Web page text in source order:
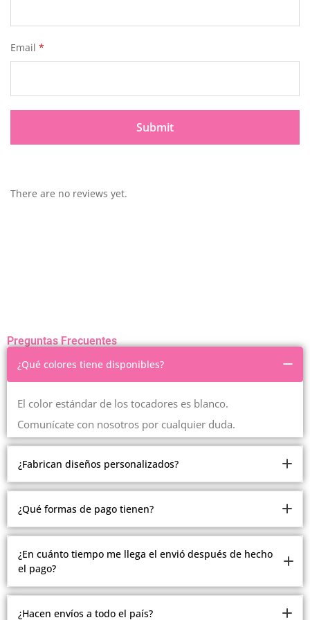
Email *
There are no reviews yet.
Preguntas Frecuentes
¿Qué colores tiene disponibles?
El color estándar de los tocadores es blanco.
Comunícate con nosotros por cualquier duda.
¿Fabrican diseños personalizados?
Somos fabricantes.
Pero debido a la cantidad de modelos y estilos que
personalizados.
Comunícate con nosotros con gusto te atenderemos
¿Qué formas de pago tienen?
Ofrecemos múltiples formas de pago.
Contado, contra entrega en Medellín, recibimos todas las
tarjetas, plan separé en Medellín, crédito ADDI y
Sistecredito.
¿En cuánto tiempo me llega el envió después de hecho
el pago?
Todos los envíos se realizan después del pago de 2 a 15
¿Hacen envíos a todo el país?